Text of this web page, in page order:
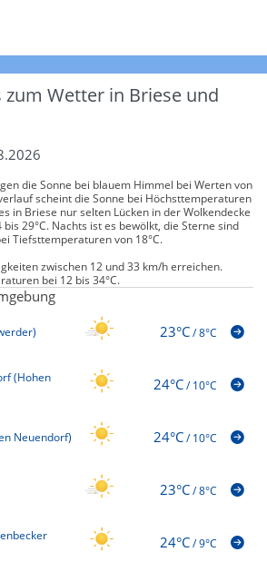
Wetter in Briese und
die Sonne bei blauem Himmel bei Werten von
scheint die Sonne bei Höchsttemperaturen
in Briese nur selten Lücken in der Wolkendecke
29°C. Nachts ist es bewölkt, die Sterne sind
Tiefsttemperaturen von 18°C.
zwischen 12 und 33 km/h erreichen.
bei 12 bis 34°C.
23°C/8°C
(Hohen
24°C/10°C
Neuendorf) 24°C/10°C
23°C/8°C
24°C/9°C